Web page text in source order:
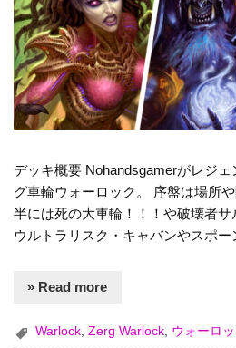
デッキ概要 Nohandsgamerがレジ
グ車輪ウォーロック。 序盤は場所
半には死の大車輪！！！や破壊者サ
ウルトラリスク・キャバンやスポ
» Read more
Warlock,Zerg Warlock, ウォーロッ